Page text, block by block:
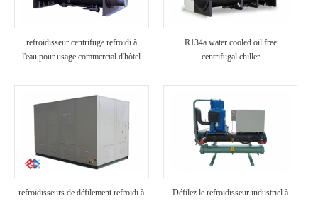
refroidisseur centrifuge refroidi à
l'eau pour usage commercial d'hôtel
R134a water cooled oil free
centrifugal chiller
refroidisseurs de défilement refroidi à
Défilez le refroidisseur industriel à